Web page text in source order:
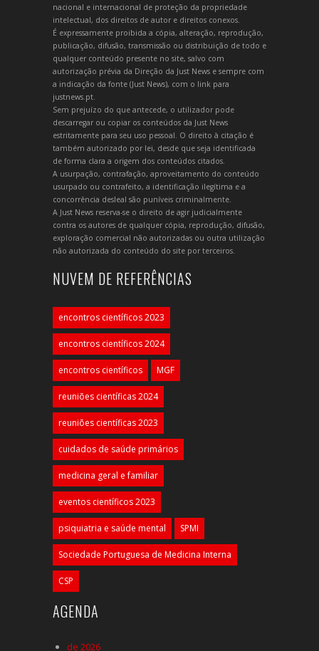
nacional e internacional de proteção da propriedade
intelectual, dos direitos de autor e direitos conexos.
É expressamente proibida a cópia, alteração, reprodução,
publicação, difusão, transmissão ou distribuição de todo e
qualquer conteúdo presente no site, salvo com
autorização prévia da Direção da Just News e sempre com
a indicação da fonte (Just News), com o link para
justnews.pt.
Sem prejuízo do que antecede, o utilizador pode
descarregar ou copiar os conteúdos da Just News
estritamente para seu uso pessoal. O direito à citação é
também autorizado por lei, desde que seja identificada
de forma clara a origem dos conteúdos citados.
A usurpação, contrafação, aproveitamento do conteúdo
usurpado ou contrafeito, a identificação ilegítima e a
concorrência desleal são puníveis criminalmente.
A Just News reserva-se o direito de agir judicialmente
contra os autores de qualquer cópia, reprodução, difusão,
exploração comercial não autorizadas ou outra utilização
não autorizada do conteúdo do site por terceiros.
NUVEM DE REFERÊNCIAS
encontros científicos 2023
encontros científicos 2024
encontros científicos MGF
reuniões científicas 2024
reuniões científicas 2023
cuidados de saúde primários
medicina geral e familiar
eventos científicos 2023
psiquiatria e saúde mental SPMI
Sociedade Portuguesa de Medicina Interna
CSP
AGENDA
de 2026